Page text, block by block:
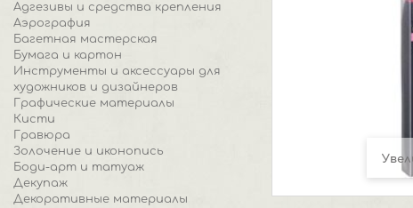
Адгезивы и средства крепления
Аэрография
Багетная мастерская
Бумага и картон
Инструменты и аксессуары для
художников и дизайнеров
Графические материалы
Кисти
Гравюра
Золочение и иконопись
Боди-арт и татуаж
Декупаж
Декоративные материалы